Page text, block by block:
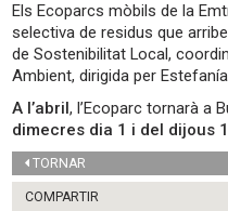
Els Ecoparcs mòbils de la
selectiva de residus que
de Sostenibilitat Local,
Ambient, dirigida per
A l’abril, l’Ecoparc tornarà a
dimecres dia 1 i del dijous
TORNAR
COMPARTIR